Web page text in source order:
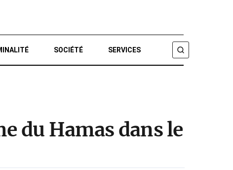
SOCIÉTÉ SERVICES
du Hamas dans le